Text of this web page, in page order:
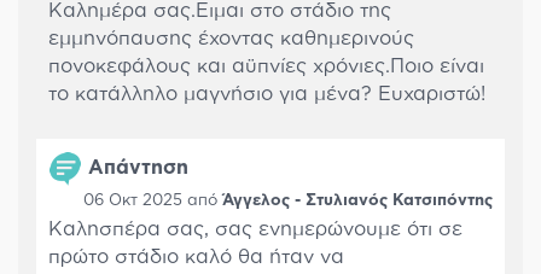
Καλημέρα σας.Ειμαι στο στάδιο της
εμμηνόπαυσης έχοντας καθημερινούς
πονοκεφάλους και αϋπνίες χρόνιες.Ποιο είναι
το κατάλληλο μαγνήσιο για μένα? Ευχαριστώ!
Απάντηση
06 Οκτ 2025 απόΆγγελος - Στυλιανός Κατσιπόντης
Καλησπέρα σας, σας ενημερώνουμε ότι σε
πρώτο στάδιο καλό θα ήταν να